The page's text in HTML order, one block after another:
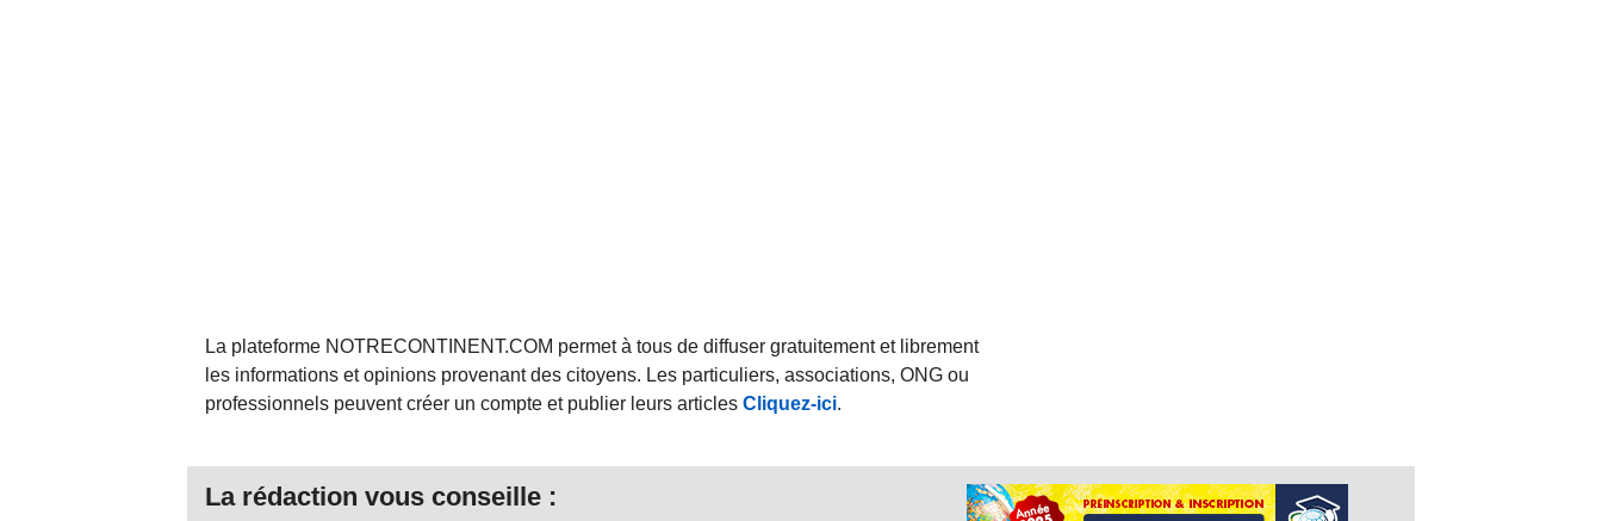
La plateforme NOTRECONTINENT.COM permet à tous de diffuser gratuitement et librement
les informations et opinions provenant des citoyens. Les particuliers, associations, ONG ou
professionnels peuvent créer un compte et publier leurs articles Cliquez-ici.
La rédaction vous conseille :